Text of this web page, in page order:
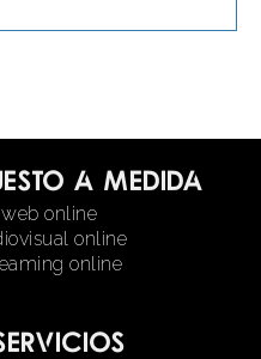
a medida
online
online
online